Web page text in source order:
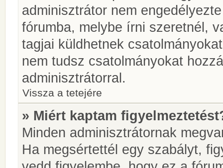
adminisztrátor nem
fórumba, melybe írni szeretnél,
tagjai küldhetnek
nem tudsz csatolmányokat
adminisztrátorral.
Vissza a tetejére
» Miért kaptam
Minden adminisztrátornak
Ha megsértettél egy szabályt,